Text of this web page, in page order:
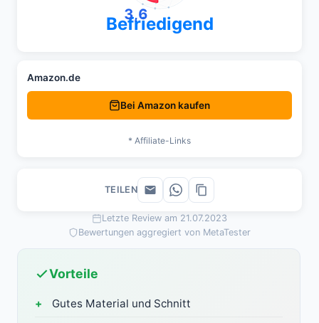
Letzte Review am 21.07.2023
Bewertungen aggregiert von MetaTester
Vorteile
Gutes Material und Schnitt
3,6
Befriedigend
Amazon.de
Bei Amazon kaufen
* Affiliate-Links
TEILEN